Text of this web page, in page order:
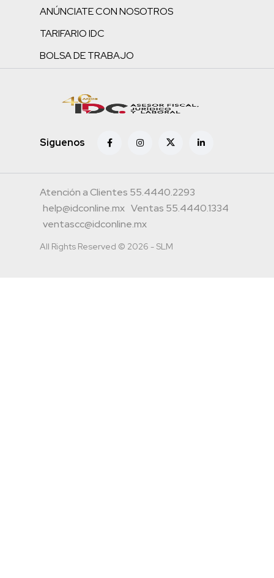
ANÚNCIATE CON NOSOTROS
TARIFARIO IDC
BOLSA DE TRABAJO
Siguenos
Atención a Clientes 55.4440.2293
help@idconline.mx Ventas 55.4440.1334
ventascc@idconline.mx
All Rights Reserved © 2026 - SLM